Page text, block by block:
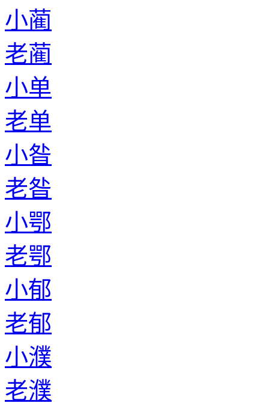
小蔺
老蔺
小单
老单
小昝
老昝
小鄂
老鄂
小郁
老郁
小濮
老濮